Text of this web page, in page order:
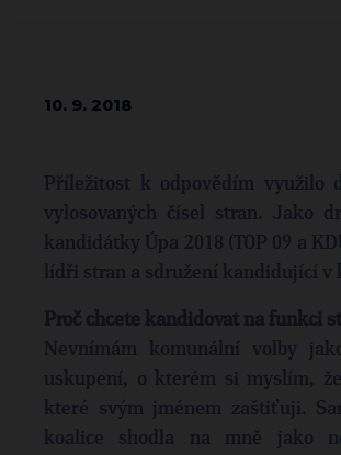
10. 9. 2018
Příležitost k odpovědím využilo
vylosovaných čísel stran. Jako
kandidátky Úpa 2018 (TOP 09 a
lídři stran a sdružení kandidující v
Proč chcete kandidovat na funkci
Nevnímám komunální volby
uskupení, o kterém si myslím,
které svým jménem zaštiťuji.
koalice shodla na mně jako